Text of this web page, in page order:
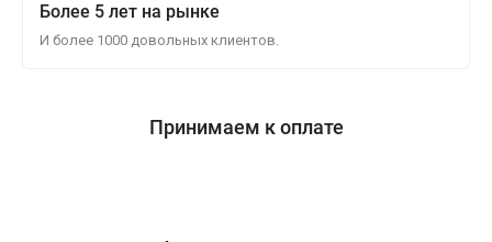
Более 5 лет на рынке
И более 1000 довольных клиентов.
Принимаем к оплате